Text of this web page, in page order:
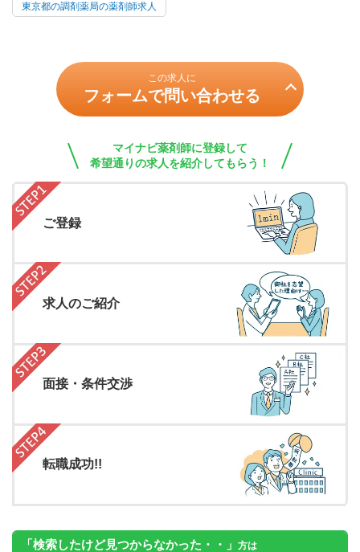
東京都の調剤薬局の薬剤師求人
この求人に
フォームで問い合わせる
マイナビ薬剤師に登録して
希望通りの求人を紹介してもらう！
ご登録
求人のご紹介
面接・条件交渉
転職成功!!
「検索したけど見つからなかった・・」 方は